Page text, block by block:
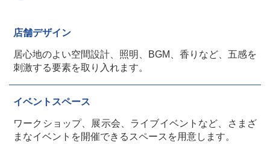
店舗デザイン
居心地のよい空間設計、照明、BGM、香りなど、五感を
刺激する要素を取り入れます。
イベントスペース
ワークショップ、展示会、ライブイベントなど、さまざ
まなイベントを開催できるスペースを用意します。